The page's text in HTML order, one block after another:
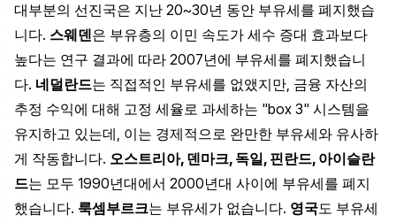
대부분의 선진국은 지난 20~30년 동안 부유세를 폐지했습
니다. 스웨덴은 부유층의 이민 속도가 세수 증대 효과보다
높다는 연구 결과에 따라 2007년에 부유세를 폐지했습니
다. 네덜란드는 직접적인 부유세를 없앴지만, 금융 자산의
추정 수익에 대해 고정 세율로 과세하는 "box 3" 시스템을
유지하고 있는데, 이는 경제적으로 완만한 부유세와 유사하
게 작동합니다. 오스트리아, 덴마크, 독일, 핀란드, 아이슬란
드는 모두 1990년대에서 2000년대 사이에 부유세를 폐지
했습니다. 룩셈부르크는 부유세가 없습니다. 영국도 부유세